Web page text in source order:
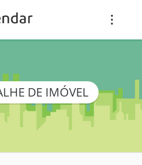
DE IMÓVEL